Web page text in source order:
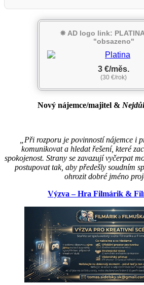
✵ AD logo link:
"obsazeno"
3 €/měs.
(30 €/rok)
Nový nájemce/majitel &
„Při rozporu je povinností nájemce i
komunikovat a hledat řešení, které
spokojenost. Strany se zavazují vyčerpat
postupovat tak, aby předešly soudním
ohrozit dobré jméno
Výzva – Hra Filmárik &